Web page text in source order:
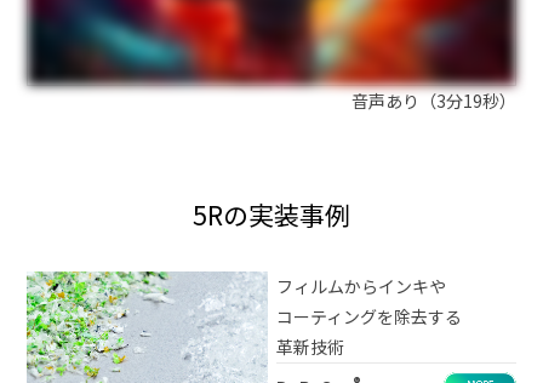
音声あり（3分19秒）
5Rの実装事例
フィルムからインキや
コーティングを除去する
革新技術